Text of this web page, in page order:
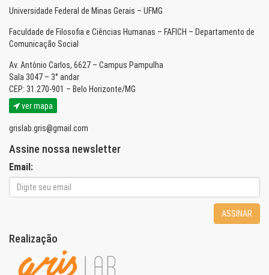
Universidade Federal de Minas Gerais – UFMG
Faculdade de Filosofia e Ciências Humanas – FAFICH – Departamento de
Comunicação Social
Av. Antônio Carlos, 6627 – Campus Pampulha
Sala 3047 – 3° andar
CEP: 31.270-901 – Belo Horizonte/MG
ver mapa
grislab.gris@gmail.com
Assine nossa newsletter
Email:
ASSINAR
Realização